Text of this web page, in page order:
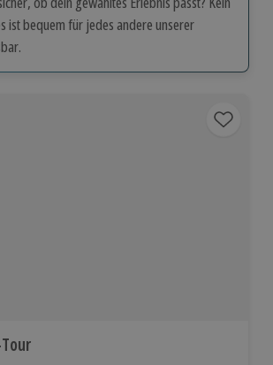
ist bequem für jedes andere unserer